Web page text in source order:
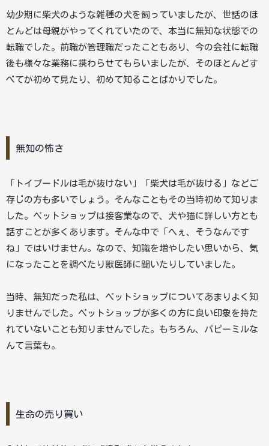
幼少期に柴犬のような雑種の犬を飼っていましたが、世話のほ
とんどは母親がやってくれていたので、本当に無知な状態での
転職でした。前職が管理職だったこともあり、今の会社に転職
後も様々な業務に携わらせてもらいましたが、そのほとんどす
べてが初めて見たり、初めて知ることばかりでした。
無知の怖さ
「トイプードルは毛が抜けない」「柴犬は毛が抜ける」などご
存じの方も多いでしょう。そんなこともその当時初めて知りま
した。ペットショップは接客業なので、犬や猫に詳しい方とも
話すことが多くあります。そんな中で「へぇ、そうなんです
ね」ではいけません。なので、知識を増やしたい思いから、気
になったことを調べたり獣医師に聞いたりしていました。
当時、無知だった私は、ペットショップについてあまりよく知
りませんでした。ペットショップが多くの方に良い印象を持た
れていないことも知りませんでした。もちろん、パピーミルな
んて言葉も。
生命の売り買い